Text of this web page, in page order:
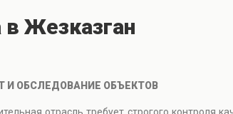
в Жезказган
И ОБСЛЕДОВАНИЕ ОБЪЕКТОВ